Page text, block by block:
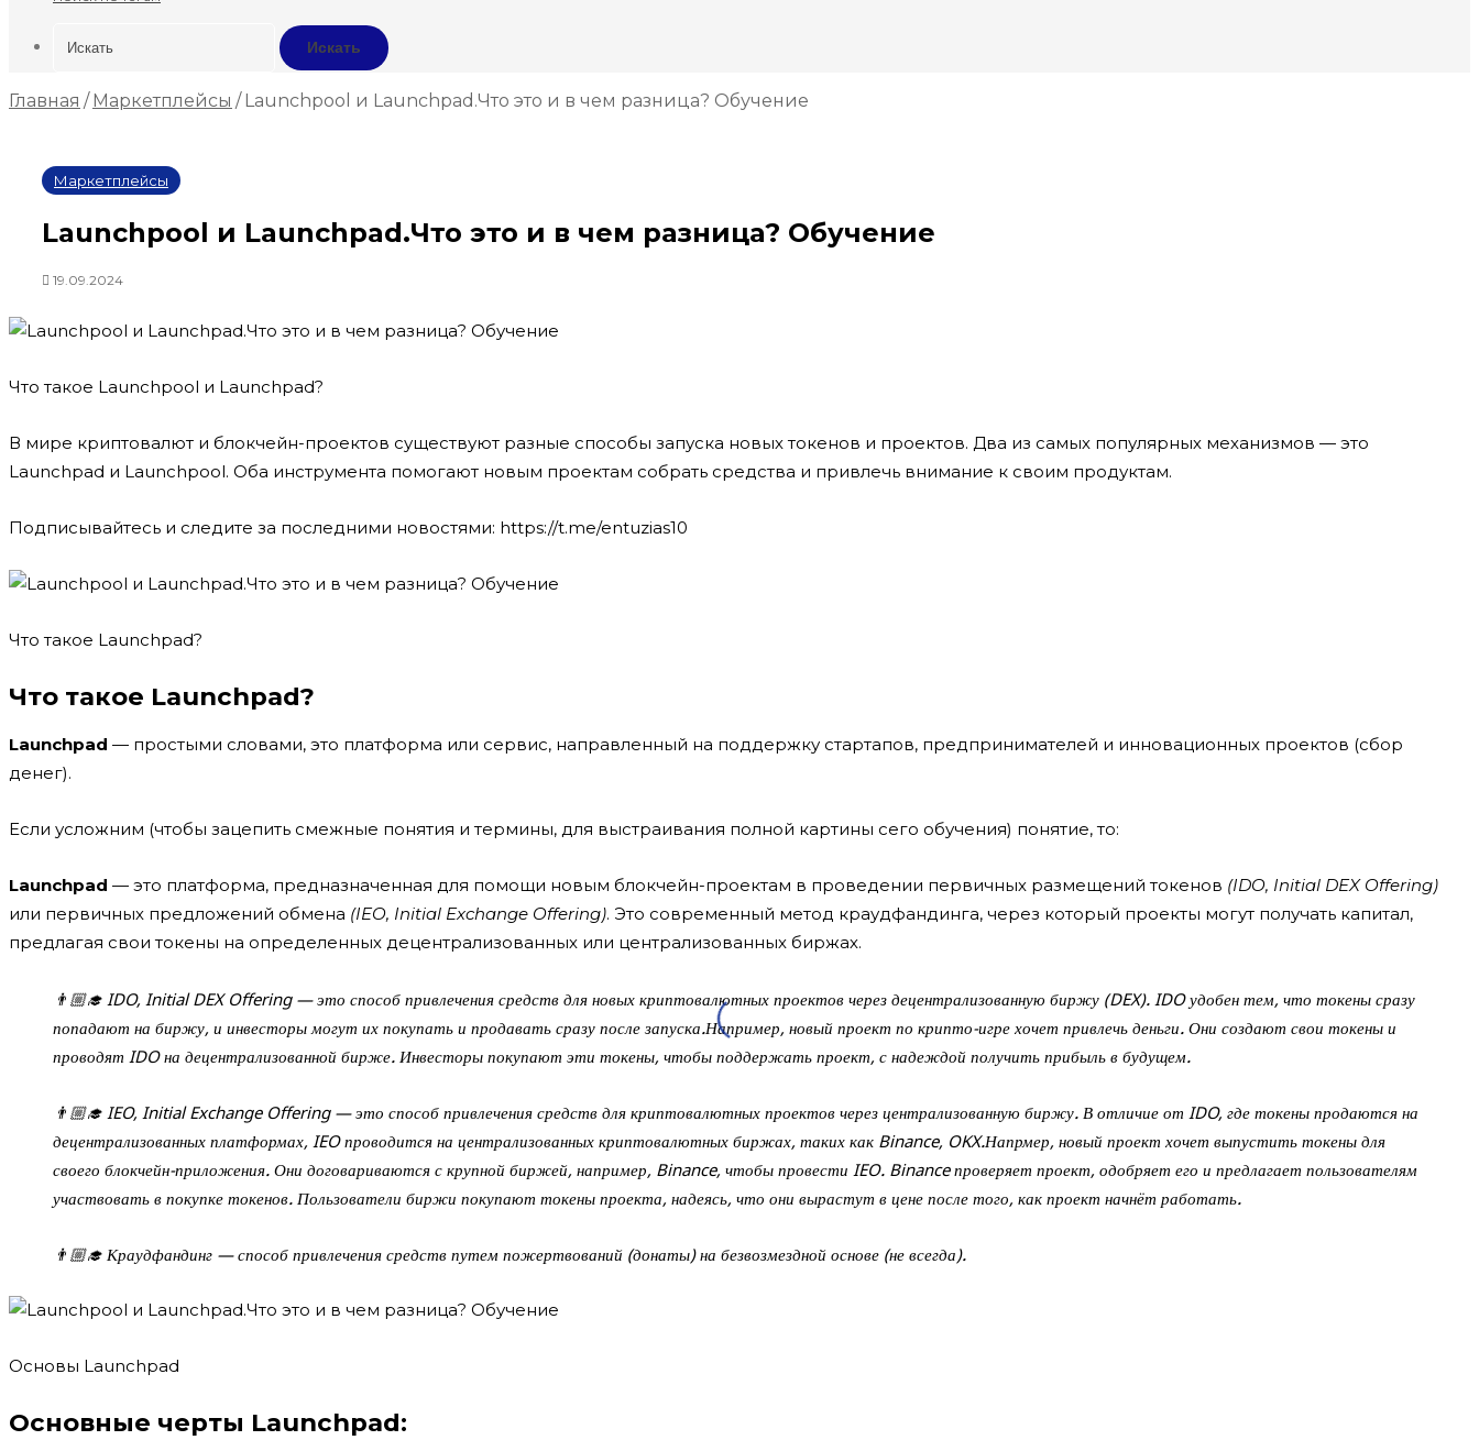
Искать
Главная / Маркетплейсы / Launchpool и Launchpad.Что это и в чем разница? Обучение
Маркетплейсы
Launchpool и Launchpad.Что это и в чем разница? Обучение
19.09.2024
Что такое Launchpool и Launchpad?
В мире криптовалют и блокчейн-проектов существуют разные способы запуска новых токенов и проектов. Два из самых популярных механизмов — это
Launchpad и Launchpool. Оба инструмента помогают новым проектам собрать средства и привлечь внимание к своим продуктам.
Подписывайтесь и следите за последними новостями: https://t.me/entuzias10
Что такое Launchpad?
Что такое Launchpad?
Launchpad — простыми словами, это платформа или сервис, направленный на поддержку стартапов, предпринимателей и инновационных проектов (сбор
денег).
Если усложним (чтобы зацепить смежные понятия и термины, для выстраивания полной картины сего обучения) понятие, то:
Launchpad — это платформа, предназначенная для помощи новым блокчейн-проектам в проведении первичных размещений токенов (IDO, Initial DEX Offering)
или первичных предложений обмена (IEO, Initial Exchange Offering). Это современный метод краудфандинга, через который проекты могут получать капитал,
предлагая свои токены на определенных децентрализованных или централизованных биржах.
👨🏼‍🎓 IDO, Initial DEX Offering — это способ привлечения средств для новых криптовалютных проектов через децентрализованную биржу (DEX). IDO удобен тем, что токены сразу
попадают на биржу, и инвесторы могут их покупать и продавать сразу после запуска.Например, новый проект по крипто-игре хочет привлечь деньги. Они создают свои токены и
проводят IDO на децентрализованной бирже. Инвесторы покупают эти токены, чтобы поддержать проект, с надеждой получить прибыль в будущем.
👨🏼‍🎓 IEO, Initial Exchange Offering — это способ привлечения средств для криптовалютных проектов через централизованную биржу. В отличие от IDO, где токены продаются на
децентрализованных платформах, IEO проводится на централизованных криптовалютных биржах, таких как Binance, OKX.Напрмер, новый проект хочет выпустить токены для
своего блокчейн-приложения. Они договариваются с крупной биржей, например, Binance, чтобы провести IEO. Binance проверяет проект, одобряет его и предлагает пользователям
участвовать в покупке токенов. Пользователи биржи покупают токены проекта, надеясь, что они вырастут в цене после того, как проект начнёт работать.
👨🏼‍🎓 Краудфандинг — способ привлечения средств путем пожертвований (донаты) на безвозмездной основе (не всегда).
Основы Launchpad
Основные черты Launchpad: